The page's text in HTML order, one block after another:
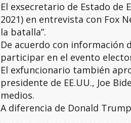
El exsecretario de Estado de
2021) en entrevista con Fox
la batalla”.
De acuerdo con información
participar en el evento
El exfuncionario también
presidente de EE.UU., Joe
medios.
A diferencia de Donald